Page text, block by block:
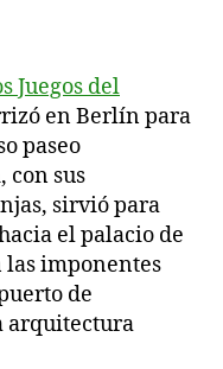
Juegos del
en Berlín para
paseo
con sus
sirvió para
el palacio de
las imponentes
de
arquitectura